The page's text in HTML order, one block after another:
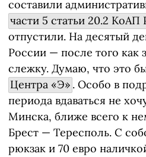
составили
части 5 статьи 20.2 КоАП
отпустили. На десятый
России — после того как
слежку. Думаю, что это
Центра «Э» . Особо в
периода вдаваться не
Минска, ближе всего к
Брест — Тересполь. С
рюкзак и 70 евро